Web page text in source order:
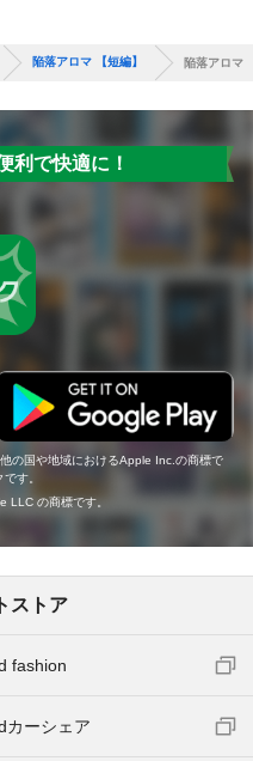
陥落アロマ 【短編】 陥落アロマ
利で快適に！
の国や地域におけるApple Inc.の商標で
す。
LLC の商標です。
ストア
fashion
カーシェア